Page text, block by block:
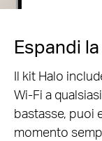
Espandi
Il kit Halo
Wi-Fi a
bastasse, puoi
momento